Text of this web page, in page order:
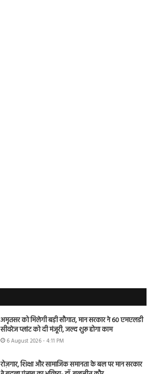
अमृतसर को मिलेगी बड़ी सौगात, मान सरकार ने 60 एमएलडी
सीवरेज प्लांट को दी मंजूरी, जल्द शुरू होगा काम
6 August 2026 - 4:11 PM
रोज़गार, शिक्षा और सामाजिक समानता के बल पर मान सरकार